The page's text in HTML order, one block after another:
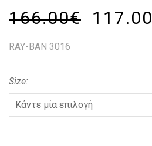
166.00€ 117.00
RAY-BAN 3016
Size